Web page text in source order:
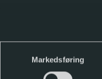
Markedsføring
Denne
har dermed
om vårt tilbud,